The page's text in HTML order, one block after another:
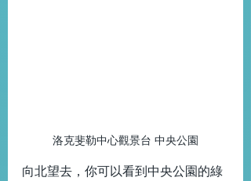
洛克斐勒中心觀景台 中央公園
向北望去，你可以看到中央公園的綠